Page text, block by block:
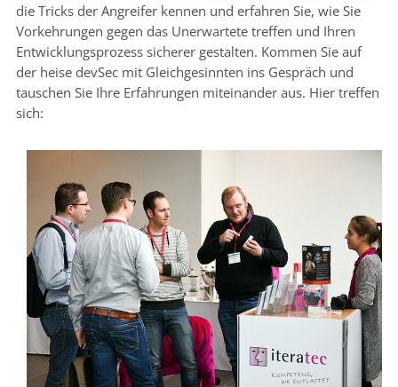
die Tricks der Angreifer kennen und erfahren Sie, wie Sie
Vorkehrungen gegen das Unerwartete treffen und Ihren
Entwicklungsprozess sicherer gestalten. Kommen Sie auf
der heise devSec mit Gleichgesinnten ins Gespräch und
tauschen Sie Ihre Erfahrungen miteinander aus. Hier treffen
sich: